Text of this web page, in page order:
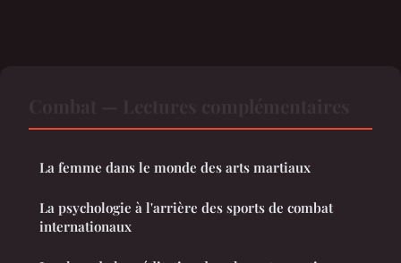
La femme dans le monde des arts martiaux
La psychologie à l'arrière des sports de combat
internationaux